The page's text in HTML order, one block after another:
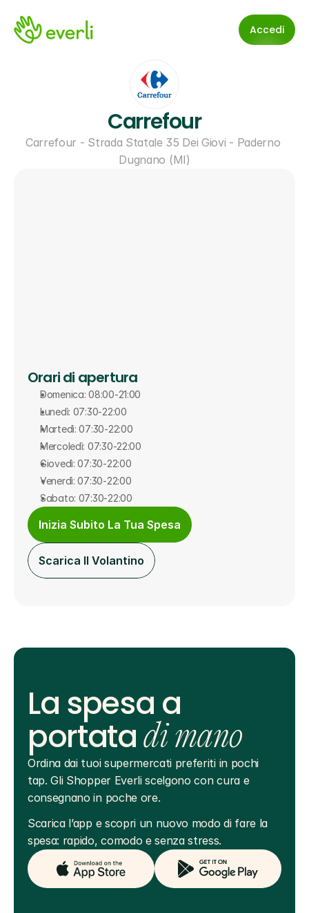
Accedi
Carrefour
Carrefour - Strada Statale 35 Dei Giovi - Paderno
Dugnano (MI)
Orari di apertura
Domenica: 08:00-21:00
Lunedì: 07:30-22:00
Martedì: 07:30-22:00
Mercoledì: 07:30-22:00
Giovedì: 07:30-22:00
Venerdì: 07:30-22:00
Sabato: 07:30-22:00
Inizia Subito La Tua Spesa
Scarica Il Volantino
La spesa a
portatadi mano
Ordina dai tuoi supermercati preferiti in pochi
tap. Gli Shopper Everli scelgono con cura e
consegnano in poche ore.
Scarica l’app e scopri un nuovo modo di fare la
spesa: rapido, comodo e senza stress.